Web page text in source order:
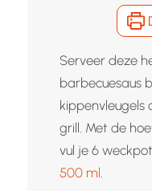
Serveer deze
barbecuesaus
kippenvleugels
grill. Met de
vul je 6
500 ml